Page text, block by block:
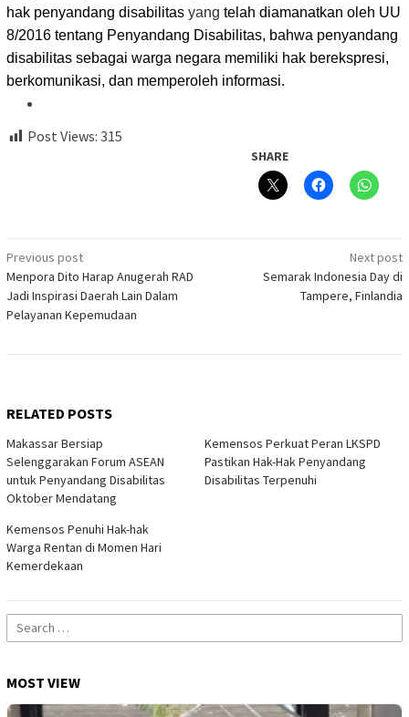
hak penyandang disabilitas yang telah diamanatkan oleh UU
8/2016 tentang Penyandang Disabilitas, bahwa penyandang
disabilitas sebagai warga negara memiliki hak berekspresi,
berkomunikasi, dan memperoleh informasi.
Post Views: 315
SHARE
Post
navigation
Previous post
Menpora Dito Harap Anugerah RAD
Jadi Inspirasi Daerah Lain Dalam
Pelayanan Kepemudaan
Next post
Semarak Indonesia Day di
Tampere, Finlandia
RELATED POSTS
Makassar Bersiap
Selenggarakan Forum ASEAN
untuk Penyandang Disabilitas
Oktober Mendatang
Kemensos Perkuat Peran LKSPD
Pastikan Hak-Hak Penyandang
Disabilitas Terpenuhi
Kemensos Penuhi Hak-hak
Warga Rentan di Momen Hari
Kemerdekaan
Search
for:
MOST VIEW